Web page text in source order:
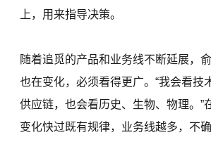
上，用来指导决策。
随着追觅的产品和业务线不断延展，
也在变化，必须看得更广。“我会看技
供应链，也会看历史、生物、物理。”
变化快过既有规律，业务线越多，不